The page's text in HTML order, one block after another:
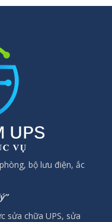
bộ lưu điện, ắc
sửa chữa UPS, sửa